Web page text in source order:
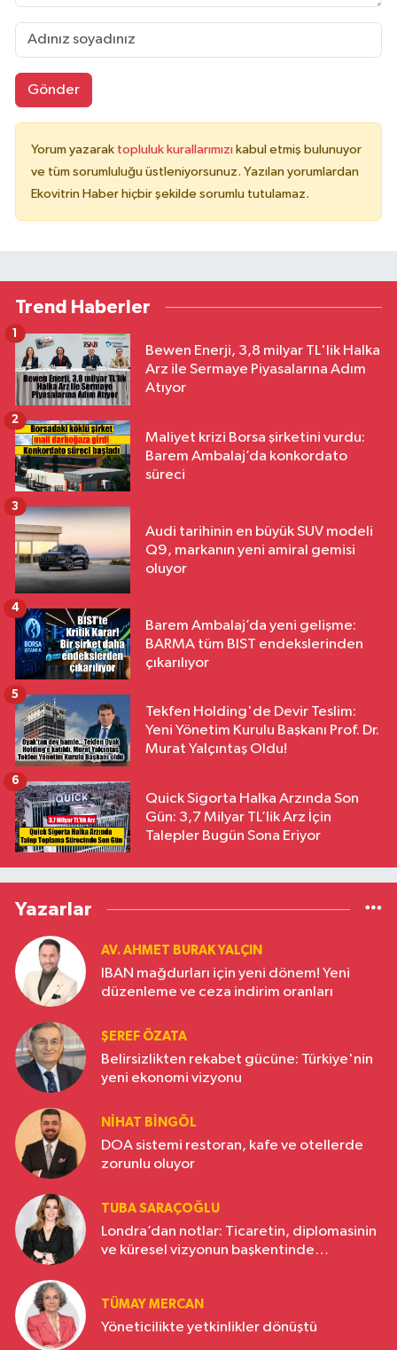
Gönder
Yorum yazarak topluluk kurallarımızı kabul etmiş bulunuyor
ve tüm sorumluluğu üstleniyorsunuz. Yazılan yorumlardan
Ekovitrin Haber hiçbir şekilde sorumlu tutulamaz.
Trend Haberler
Bewen Enerji, 3,8 milyar TL'lik Halka
Arz ile Sermaye Piyasalarına Adım
Atıyor
1
Maliyet krizi Borsa şirketini vurdu:
Barem Ambalaj’da konkordato
süreci
2
Audi tarihinin en büyük SUV modeli
Q9, markanın yeni amiral gemisi
oluyor
3
Barem Ambalaj’da yeni gelişme:
BARMA tüm BIST endekslerinden
çıkarılıyor
4
Tekfen Holding'de Devir Teslim:
Yeni Yönetim Kurulu Başkanı Prof. Dr.
Murat Yalçıntaş Oldu!
5
Quick Sigorta Halka Arzında Son
Gün: 3,7 Milyar TL’lik Arz İçin
Talepler Bugün Sona Eriyor
6
Yazarlar
AV. AHMET BURAK YALÇIN
IBAN mağdurları için yeni dönem! Yeni
düzenleme ve ceza indirim oranları
ŞEREF ÖZATA
Belirsizlikten rekabet gücüne: Türkiye'nin
yeni ekonomi vizyonu
NIHAT BINGÖL
DOA sistemi restoran, kafe ve otellerde
zorunlu oluyor
TUBA SARAÇOĞLU
Londra’dan notlar: Ticaretin, diplomasinin
ve küresel vizyonun başkentinde
TÜMAY MERCAN
Yöneticilikte yetkinlikler dönüştü